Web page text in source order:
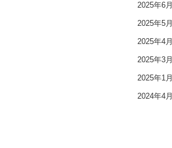
2025年6月
2025年5月
2025年4月
2025年3月
2025年1月
2024年4月